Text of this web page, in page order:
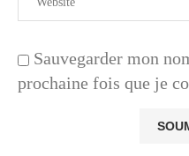
Sauvegarder mon
prochaine fois que je